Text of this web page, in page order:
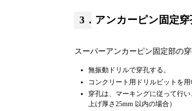
3．アンカーピン固定穿
スーパーアンカーピン固定部の穿
無振動ドリルで穿孔する。
コンクリート用ドリルビットを
穿孔は、マーキングに従って行
上げ厚さ25mm 以内の場合）